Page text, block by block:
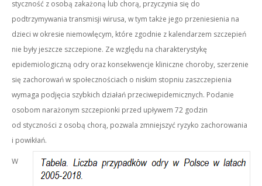
styczność z osobą zakażoną lub chorą, przyczynia się do
podtrzymywania transmisji wirusa, w tym także jego przeniesienia na
dzieci w okresie niemowlęcym, które zgodnie z kalendarzem szczepień
nie były jeszcze szczepione. Ze względu na charakterystykę
epidemiologiczną odry oraz konsekwencje kliniczne choroby, szerzenie
się zachorowań w społecznościach o niskim stopniu zaszczepienia
wymaga podjęcia szybkich działań przeciwepidemicznych. Podanie
osobom narażonym szczepionki przed upływem 72 godzin
od styczności z osobą chorą, pozwala zmniejszyć ryzyko zachorowania
i powikłań.
W